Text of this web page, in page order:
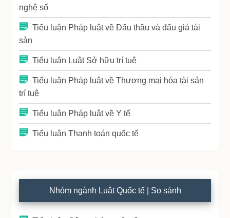
nghệ số
Tiểu luận Pháp luật về Đấu thầu và đấu giá tài
sản
Tiểu luận Luật Sở hữu trí tuệ
Tiểu luận Pháp luật về Thương mại hóa tài sản
trí tuệ
Tiểu luận Pháp luật về Y tế
Tiểu luận Thanh toán quốc tế
Nhóm ngành Luật Quốc tế | So sánh